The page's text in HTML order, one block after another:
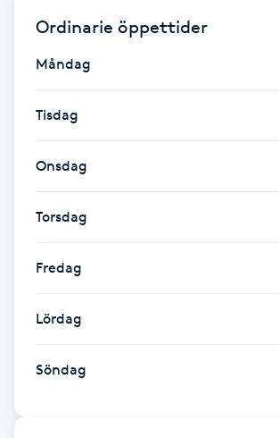
Gravidmassage
Ordinarie öppettider
Måndag
Tisdag
Onsdag
Torsdag
Fredag
Lördag
Söndag